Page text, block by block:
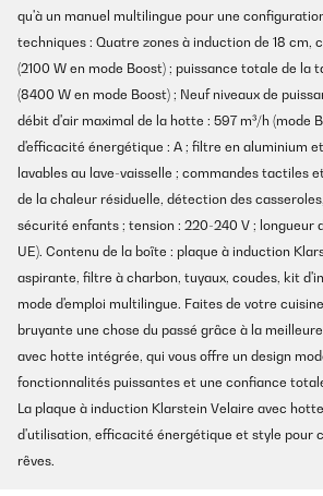
qu'à un manuel multilingue pour une
techniques : Quatre zones à induction de 18 cm,
(2100 W en mode Boost) ; puissance totale de la
(8400 W en mode Boost) ; Neuf niveaux de
débit d'air maximal de la hotte : 597 m³/h (mode
d'efficacité énergétique : A ; filtre en aluminium
lavables au lave-vaisselle ; commandes tactiles
de la chaleur résiduelle, détection des
sécurité enfants ; tension : 220-240 V ; longueur
UE). Contenu de la boîte : plaque à induction
aspirante, filtre à charbon, tuyaux, coudes, kit
mode d'emploi multilingue. Faites de votre
bruyante une chose du passé grâce à la
avec hotte intégrée, qui vous offre un design
fonctionnalités puissantes et une confiance
La plaque à induction Klarstein Velaire avec
d'utilisation, efficacité énergétique et style pour
rêves.